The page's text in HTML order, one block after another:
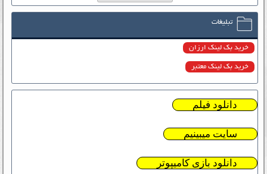
تبلیغات
خرید بک لینک ارزان
خرید بک لینک معتبر
دانلود فیلم
سایت میبینیم
دانلود بازی کامیپوتر